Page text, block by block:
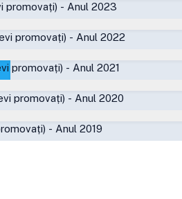
promovați) - Anul 2023
promovați) - Anul 2022
promovați) - Anul 2021
promovați) - Anul 2020
- Anul 2019